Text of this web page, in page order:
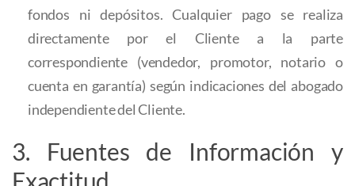
fondos ni depósitos. Cualquier pago se realiza
directamente por el Cliente a la parte
correspondiente (vendedor, promotor, notario o
cuenta en garantía) según indicaciones del abogado
independiente del Cliente.
3. Fuentes de Información y
Exactitud